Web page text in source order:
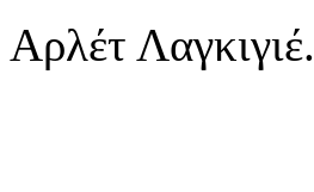
Αρλέτ Λαγκιγιέ.